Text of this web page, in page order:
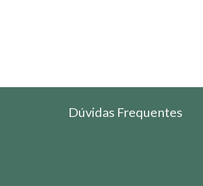
Dúvidas Frequentes